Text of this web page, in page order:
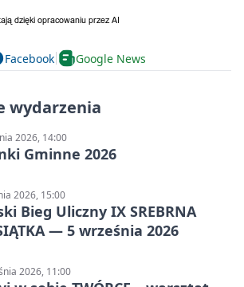
Facebook Google News
wydarzenia
2026, 14:00
Gminne 2026
2026, 15:00
Bieg Uliczny IX SREBRNA
— 5 września 2026
2026, 11:00